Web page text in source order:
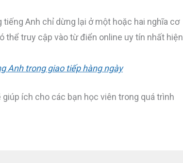
Anh chỉ dừng lại ở một hoặc hai nghĩa cơ
thể truy cập vào từ điển online uy tín nhất hiện
Anh trong giao tiếp hàng ngày
giúp ích cho các bạn học viên trong quá trình